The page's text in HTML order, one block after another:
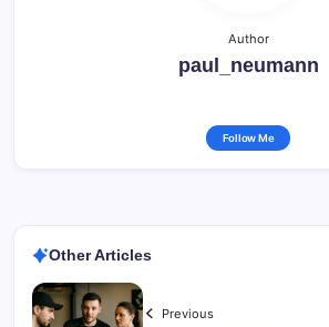
Author
paul_neumann
Follow Me
Other Articles
Previous